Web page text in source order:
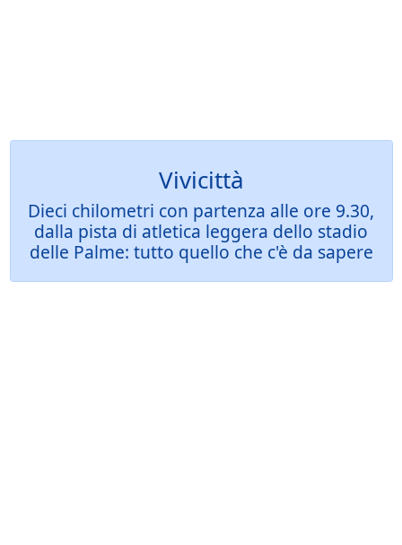
Vivicittà
Dieci chilometri con partenza alle ore 9.30,
dalla pista di atletica leggera dello stadio
delle Palme: tutto quello che c'è da sapere